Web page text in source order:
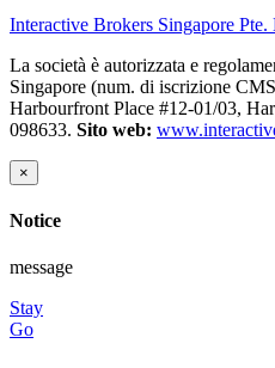
Interactive Brokers Singapore Pte.
La società è autorizzata e
Singapore (num. di iscrizione
Harbourfront Place #12-01/03,
098633. Sito web:
×
Notice
message
Stay
Go